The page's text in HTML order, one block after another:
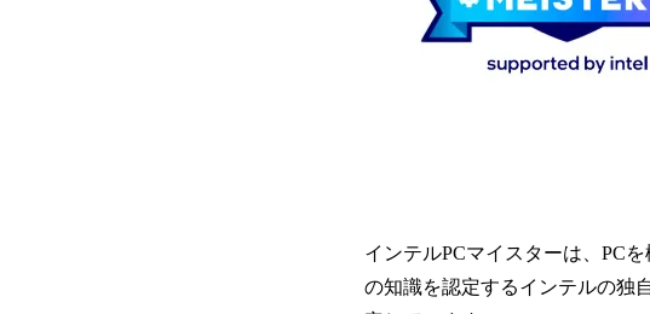
インテルPCマイスターは、PC
の知識を認定するインテルの独